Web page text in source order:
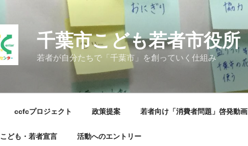
千葉市こども若者市役所
若者が自分たちで「千葉市」を創っていく仕組み
ccfcプロジェクト 政策提案 若者向け「消費者問題」啓発動画
こども・若者宣言 活動へのエントリー